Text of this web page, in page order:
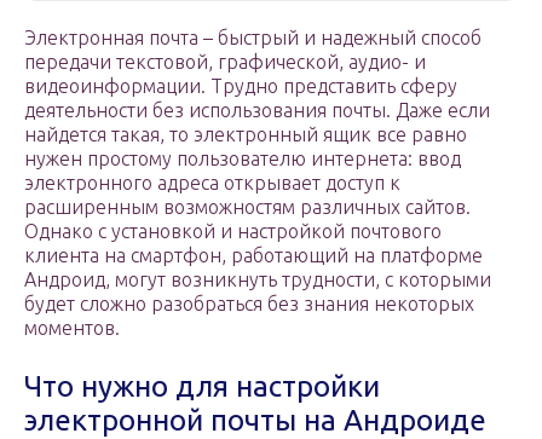
Электронная почта – быстрый и надежный способ
передачи текстовой, графической, аудио- и
видеоинформации. Трудно представить сферу
деятельности без использования почты. Даже если
найдется такая, то электронный ящик все равно
нужен простому пользователю интернета: ввод
электронного адреса открывает доступ к
расширенным возможностям различных сайтов.
Однако с установкой и настройкой почтового
клиента на смартфон, работающий на платформе
Андроид, могут возникнуть трудности, с которыми
будет сложно разобраться без знания некоторых
моментов.
Что нужно для настройки
электронной почты на Андроиде